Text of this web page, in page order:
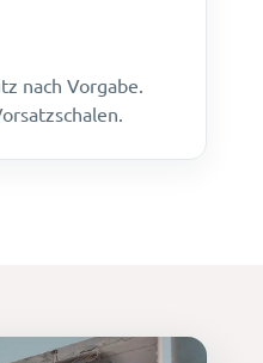
nach Vorgabe.